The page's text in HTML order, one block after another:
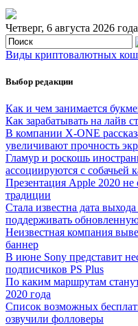
Четверг, 6 августа 2026 года
Виды криптовалютных
Выбор редакции
Как и чем занимается
Как зарабатывать на лайв
В компании X-ONE
увеличивают прочность
Гламур и роскошь
ассоциируются с собачьей
Презентация Apple 2020 не
традиции
Стала известна дата
поддерживать
Неизвестная компания
баннер
В июне Sony представит
подписчиков PS Plus
По каким маршрутам
2020 года
Список возможных
озвучили фолловеры